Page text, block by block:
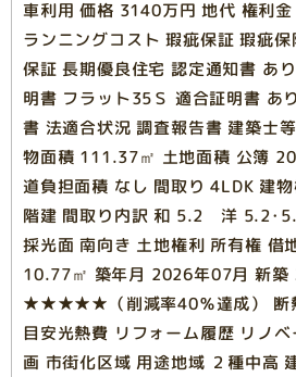
車利用 価格 3140万円 地代 権利
ランニングコスト 瑕疵保証 瑕疵
保証 長期優良住宅 認定通知書 あ
明書 フラット35Ｓ 適合証明書 あ
書 法適合状況 調査報告書 建築士
物面積 111.37㎡ 土地面積 公簿
道負担面積 なし 間取り 4LDK 建
階建 間取り内訳 和 5.2 洋 5.2･
採光面 南向き 土地権利 所有権 借
10.77㎡ 築年月 2026年07月 新築
★★★★★（削減率40％達成） 断
目安光熱費 リフォーム履歴 リノ
画 市街化区域 用途地域 ２種中高